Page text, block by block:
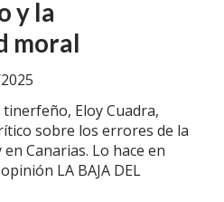
y la
moral
Eloy Cuadra,
sobre los errores de la
Canarias. Lo hace en
LA BAJA DEL